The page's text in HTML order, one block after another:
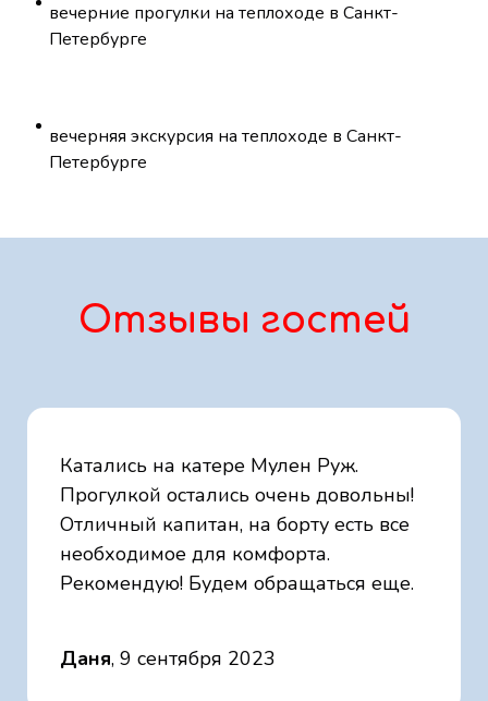
вечерние прогулки на теплоходе в Санкт-
Петербурге
вечерняя экскурсия на теплоходе в Санкт-
Петербурге
Отзывы гостей
Катались на катере Мулен Руж.
Прогулкой остались очень довольны!
Отличный капитан, на борту есть все
необходимое для комфорта.
Рекомендую! Будем обращаться еще.
Даня, 9 сентября 2023